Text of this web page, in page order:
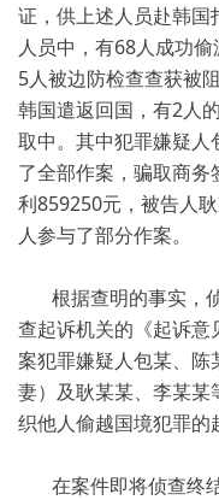
证，供上述人员赴韩国
人员中，有68人成功
5人被边防检查查获被
韩国遣返回国，有2人
取中。其中犯罪嫌疑人
了全部作案，骗取商
利859250元，被告人
人参与了部分作案。
根据查明的事实，
查起诉机关的《起诉意
案犯罪嫌疑人包某、陈
妻）及耿某某、李某某
织他人偷越国境犯罪的
在案件即将侦查终